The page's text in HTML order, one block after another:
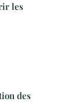
les
des